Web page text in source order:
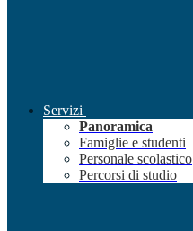
Servizi
Panoramica
Famiglie e studenti
Personale scolastico
Percorsi di studio